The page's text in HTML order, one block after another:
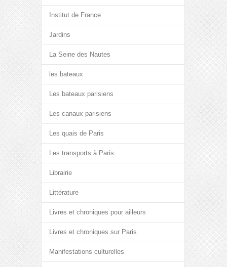
Institut de France
Jardins
La Seine des Nautes
les bateaux
Les bateaux parisiens
Les canaux parisiens
Les quais de Paris
Les transports à Paris
Librairie
Littérature
Livres et chroniques pour ailleurs
Livres et chroniques sur Paris
Manifestations culturelles